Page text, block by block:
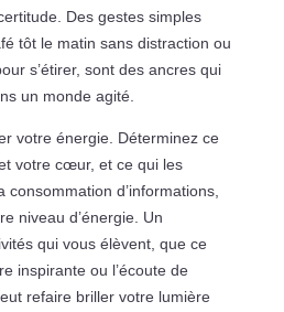
Des gestes simples
tôt le matin sans distraction ou
s’étirer, sont des ancres qui
un monde agité.
votre énergie. Déterminez ce
votre cœur, et ce qui les
consommation d’informations,
niveau d’énergie. Un
qui vous élèvent, que ce
inspirante ou l’écoute de
refaire briller votre lumière